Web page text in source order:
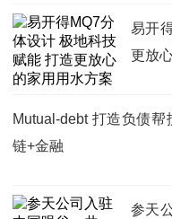
易开
更放
Mutual-debt 打造负债
链+金融
参天